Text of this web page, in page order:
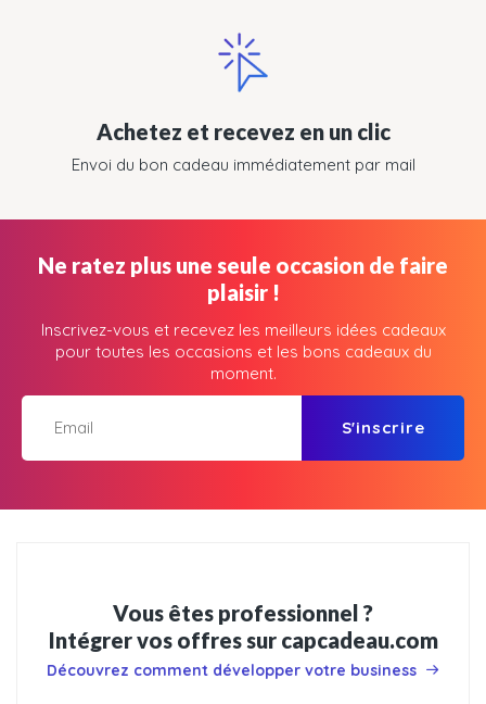
Achetez et recevez en un clic
Envoi du bon cadeau immédiatement par mail
Ne ratez plus une seule occasion de faire
plaisir !
Inscrivez-vous et recevez les meilleurs idées cadeaux
pour toutes les occasions et les bons cadeaux du
moment.
S'inscrire
Vous êtes professionnel ?
Intégrer vos offres sur capcadeau.com
Découvrez comment développer votre business